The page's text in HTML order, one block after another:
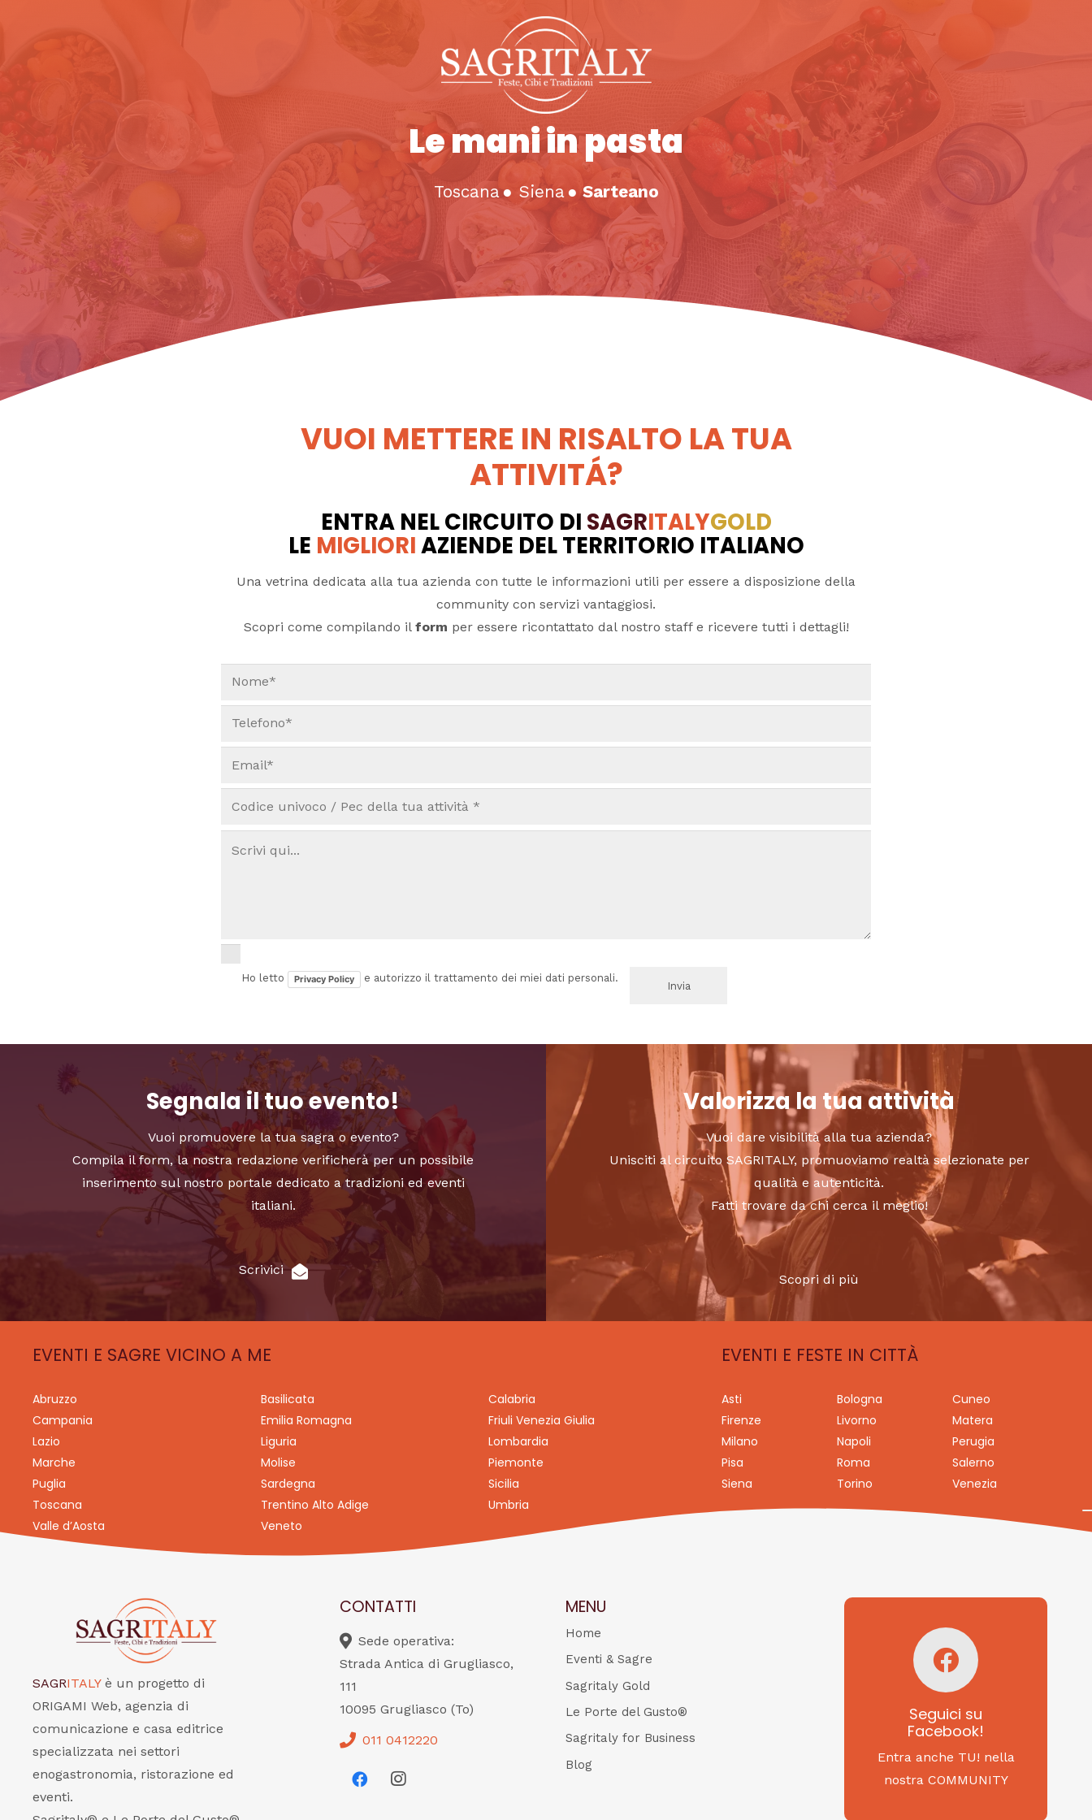
Le mani in pasta
Toscana● Siena●Sarteano
VUOI METTERE IN RISALTO LA TUA
ATTIVITÁ?
ENTRA NEL CIRCUITO DI SAGRITALYGOLD
LE MIGLIORIAZIENDE DEL TERRITORIO ITALIANO
Una vetrina dedicata alla tua azienda con tutte le informazioni utili per essere a disposizione della
community con servizi vantaggiosi.
Scopri come compilando il form per essere ricontattato dal nostro staff e ricevere tutti i dettagli!
Ho letto Privacy Policy e autorizzo il trattamento dei miei dati personali.
Segnala il tuo evento!
Vuoi promuovere la tua sagra o evento?
Compila il form, la nostra redazione verificherà per un possibile
inserimento sul nostro portale dedicato a tradizioni ed eventi
italiani.
Scrivici
Valorizza la tua attività
Vuoi dare visibilità alla tua azienda?
Unisciti al circuito SAGRITALY, promuoviamo realtà selezionate per
qualità e autenticità.
Fatti trovare da chi cerca il meglio!
Scopri di più
EVENTI E SAGRE VICINO A ME
Abruzzo Basilicata
Calabria
Campania
Emilia Romagna
Friuli Venezia Giulia
Lazio
Liguria
Lombardia
Marche
Molise
Piemonte
Puglia
Sardegna
Sicilia
Toscana
Trentino Alto Adige
Umbria
Valle d’Aosta
Veneto
EVENTI E FESTE IN CITTÀ
Asti Bologna
Cuneo
Firenze
Livorno
Matera
Milano
Napoli
Perugia
Pisa
Roma
Salerno
Siena
Torino Venezia
SAGRITALY è un progetto di
ORIGAMI Web, agenzia di
comunicazione e casa editrice
specializzata nei settori
enogastronomia, ristorazione ed
eventi.
CONTATTI
Sede operativa:
Strada Antica di Grugliasco,
111
10095 Grugliasco (To)
011 0412220
MENU
Home
Eventi & Sagre
Sagritaly Gold
Le Porte del Gusto®
Sagritaly for Business
Blog
Seguici su
Facebook!
Entra anche TU! nella
nostra COMMUNITY
Seguici su
Facebook!
SAGRITALY
Feste, cibi e tradizioni
da Nord a Sud...